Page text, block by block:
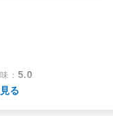
味 ： 5.0
る